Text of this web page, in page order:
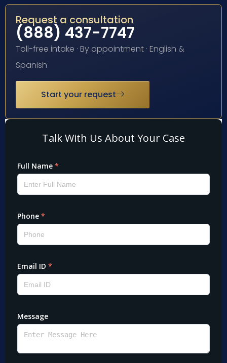
Request a consultation
(888) 437-7747
Toll-free intake · By appointment · English &
Spanish
Start your request